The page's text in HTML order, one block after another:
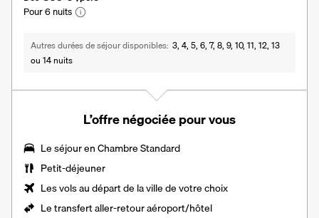
Pour 6 nuits
Autres durées de séjour disponibles 3, 4, 5, 6, 7, 8, 9, 10, 11, 12, 13
ou 14 nuits
L’offre négociée pour vous
Le séjour en Chambre Standard
Petit-déjeuner
Les vols au départ de la ville de votre choix
Letransfert aller-retour aéroport/hôtel